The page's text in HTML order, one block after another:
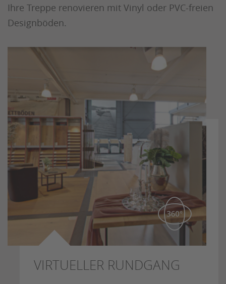
Ihre Treppe renovieren mit Vinyl oder PVC-freien
Designböden.
VIRTUELLER RUNDGANG